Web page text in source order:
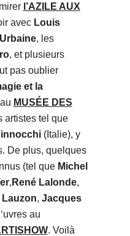
l’AZILE AUX
avec Louis
, les
, et plusieurs
pas oublier
et la
MUSÉE DES
artistes tel que
(Italie), y
De plus, quelques
(tel que Michel
, René Lalonde,
, Jacques
au
. Voilà